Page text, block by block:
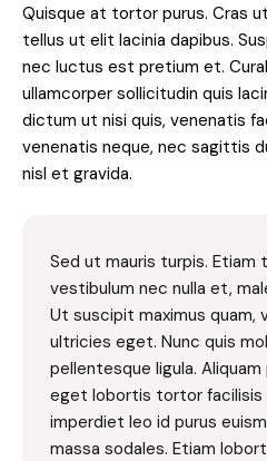
Quisque at tortor purus. Cras
tellus ut elit lacinia dapibus.
nec luctus est pretium et.
ullamcorper sollicitudin quis
dictum ut nisi quis, venenatis
venenatis neque, nec sagittis
nisl et gravida.
Sed ut mauris turpis. Etiam
vestibulum nec nulla et,
Ut suscipit maximus quam,
ultricies eget. Nunc quis
pellentesque ligula.
eget lobortis tortor facilisis
imperdiet leo id purus
massa sodales. Etiam